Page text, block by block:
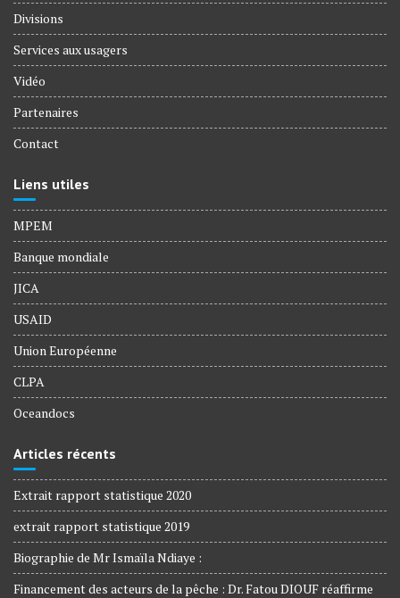
Divisions
Services aux usagers
Vidéo
Partenaires
Contact
Liens utiles
MPEM
Banque mondiale
JICA
USAID
Union Européenne
CLPA
Oceandocs
Articles récents
Extrait rapport statistique 2020
extrait rapport statistique 2019
Biographie de Mr Ismaïla Ndiaye :
Financement des acteurs de la pêche : Dr. Fatou DIOUF réaffirme